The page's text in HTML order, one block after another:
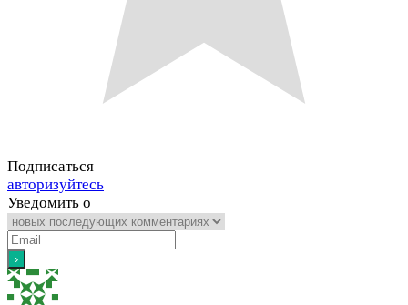
Подписаться
авторизуйтесь
Уведомить о